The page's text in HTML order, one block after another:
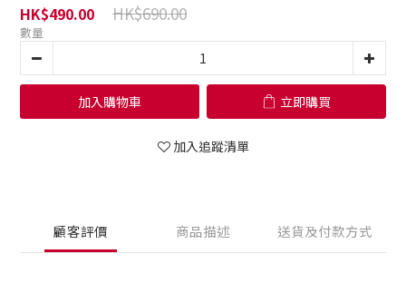
HK$490.00 HK$690.00
數量
加入購物車 立即購買
加入追蹤清單
顧客評價 商品描述 送貨及付款方式